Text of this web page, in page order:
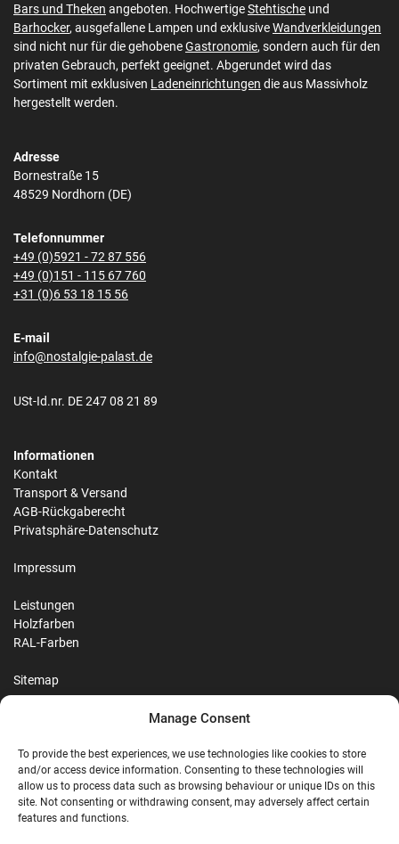
Manage Consent
To provide the best experiences, we use technologies like cookies to store
and/or access device information. Consenting to these technologies will
allow us to process data such as browsing behaviour or unique IDs on this
site. Not consenting or withdrawing consent, may adversely affect certain
features and functions.
Bars und Theken angeboten. HochwertigeStehtische und
Barhocker, ausgefallene Lampen und exklusiveWandverkleidungen
sind nicht nur für die gehobeneGastronomie, sondern auch für den
privaten Gebrauch, perfekt geeignet. Abgerundet wird das
Sortiment mit exklusiven Ladeneinrichtungen die aus Massivholz
hergestellt werden.
Adresse
Bornestraße 15
48529 Nordhorn (DE)
Telefonnummer
+49 (0)5921 - 72 87 556
+49 (0)151 - 115 67 760
+31 (0)6 53 18 15 56
E-mail
info@nostalgie-palast.de
USt-Id.nr. DE 247 08 21 89
Informationen
Kontakt
Transport & Versand
AGB-Rückgaberecht
Privatsphäre-Datenschutz
Impressum
Leistungen
Holzfarben
RAL-Farben
Sitemap
G Google Reviews